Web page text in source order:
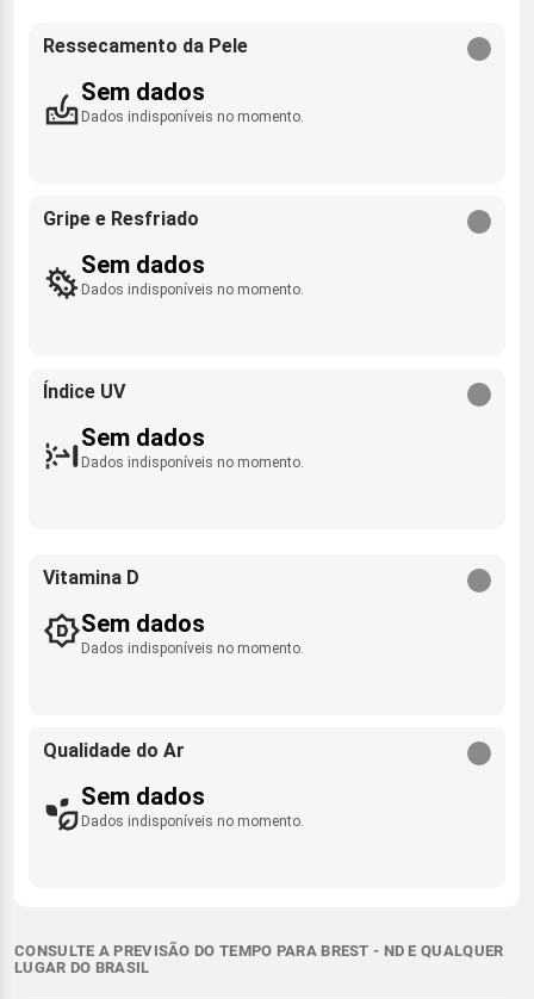
Ressecamento da Pele
Sem dados
Dados indisponíveis no momento.
Gripe e Resfriado
Sem dados
Dados indisponíveis no momento.
Índice UV
Sem dados
Dados indisponíveis no momento.
Vitamina D
Sem dados
Dados indisponíveis no momento.
Qualidade do Ar
Sem dados
Dados indisponíveis no momento.
CONSULTE A PREVISÃO DO TEMPO PARA BREST - ND E QUALQUER
LUGAR DO BRASIL